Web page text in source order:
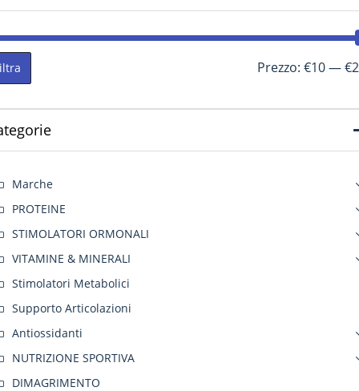
Prezzo: €10—
Marche
PROTEINE
STIMOLATORI ORMONALI
VITAMINE & MINERALI
Stimolatori Metabolici
Supporto Articolazioni
Antiossidanti
NUTRIZIONE SPORTIVA
DIMAGRIMENTO